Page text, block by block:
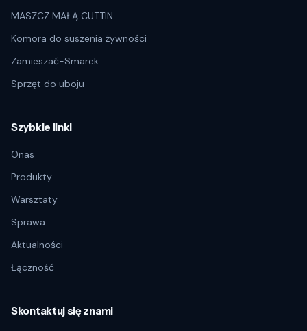
MASZCZ MAŁĄ CUTTIN
Komora do suszenia żywności
Zamieszać-Smarek
Sprzęt do uboju
Szybkie linki
Onas
Produkty
Warsztaty
Sprawa
Aktualności
Łączność
Skontaktuj się znami